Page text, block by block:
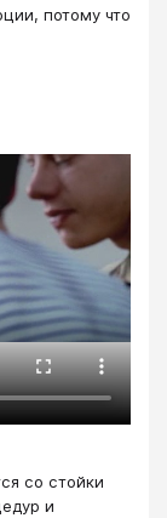
потому что
со стойки
и